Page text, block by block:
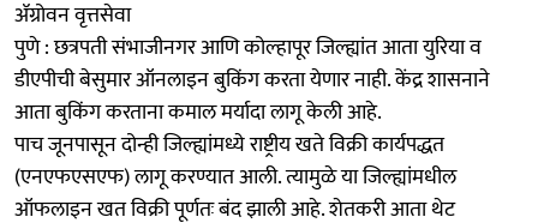
ॲग्रोवन वृत्तसेवा
पुणे : छत्रपती संभाजीनगर आणि कोल्हापूर जिल्ह्यांत आता युरिया व
डीएपीची बेसुमार ऑनलाइन बुकिंग करता येणार नाही. केंद्र शासनाने
आता बुकिंग करताना कमाल मर्यादा लागू केली आहे.
पाच जूनपासून दोन्ही जिल्ह्यांमध्ये राष्ट्रीय खते विक्री कार्यपद्धत
(एनएफएसएफ) लागू करण्यात आली. त्यामुळे या जिल्ह्यांमधील
ऑफलाइन खत विक्री पूर्णतः बंद झाली आहे. शेतकरी आता थेट